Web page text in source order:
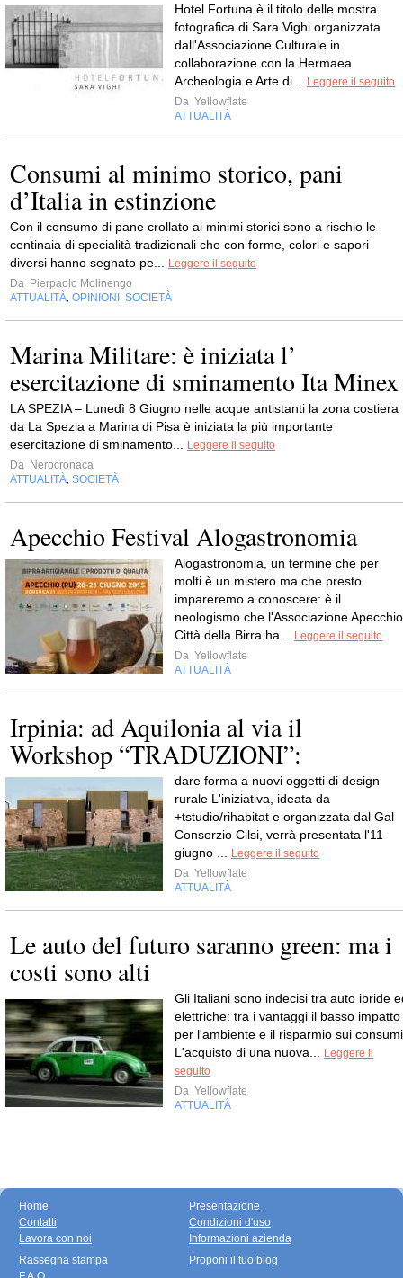
Hotel Fortuna è il titolo delle mostra
fotografica di Sara Vighi organizzata
dall'Associazione Culturale in
collaborazione con la Hermaea
Archeologia e Arte di...
Leggere il seguito
Da Yellowflate
ATTUALITÀ
Consumi al minimo storico, pani
d’Italia in estinzione
Con il consumo di pane crollato ai minimi storici sono a rischio le
centinaia di specialità tradizionali che con forme, colori e sapori
diversi hanno segnato pe...
Leggere il seguito
Da Pierpaolo Molinengo
ATTUALITÀ OPINIONI SOCIETÀ
Marina Militare: è iniziata l’
esercitazione di sminamento Ita Minex
LA SPEZIA – Lunedì 8 Giugno nelle acque antistanti la zona costiera
da La Spezia a Marina di Pisa è iniziata la più importante
esercitazione di sminamento...
Leggere il seguito
Da Nerocronaca
ATTUALITÀ SOCIETÀ
Apecchio Festival Alogastronomia
Alogastronomia, un termine che per
molti è un mistero ma che presto
impareremo a conoscere: è il
neologismo che l'Associazione Apecchio
Città della Birra ha...
Leggere il seguito
Da Yellowflate
ATTUALITÀ
Irpinia: ad Aquilonia al via il
Workshop “TRADUZIONI”:
dare forma a nuovi oggetti di design
rurale L'iniziativa, ideata da
+tstudio/rihabitat e organizzata dal Gal
Consorzio Cilsi, verrà presentata l'11
giugno ...
Leggere il seguito
Da Yellowflate
ATTUALITÀ
Le auto del futuro saranno green: ma i
costi sono alti
Gli Italiani sono indecisi tra auto ibride
elettriche: tra i vantaggi il basso impatto
per l'ambiente e il risparmio sui consumi
L'acquisto di una nuova...
Leggere il
seguito
Da Yellowflate
ATTUALITÀ
Home
Contatti
Lavora con noi
Presentazione
Condizioni d'uso
Informazioni azienda
Rassegna stampa
Proponi il tuo blog